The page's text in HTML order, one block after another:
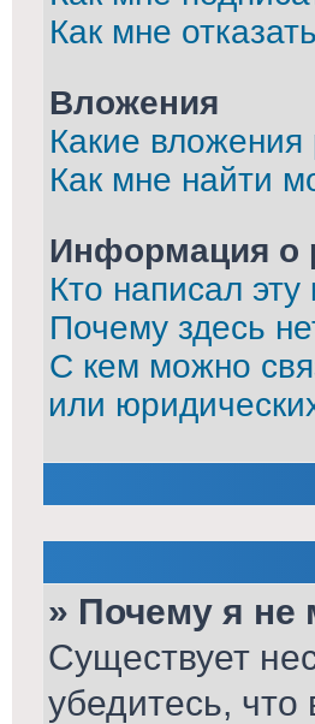
Как мне
Вложения
Какие
Как мне найти
Информация о
Кто написал
Почему здесь
С кем можно
или
» Почему я не
Существует
убедитесь,